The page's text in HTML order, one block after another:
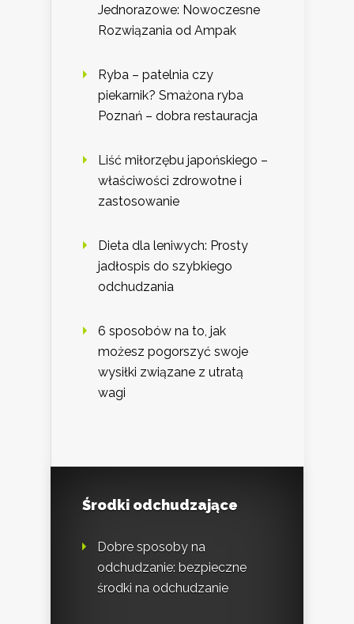
Jednorazowe: Nowoczesne
Rozwiązania od Ampak
Ryba – patelnia czy
piekarnik? Smażona ryba
Poznań – dobra restauracja
Liść miłorzębu japońskiego –
właściwości zdrowotne i
zastosowanie
Dieta dla leniwych: Prosty
jadłospis do szybkiego
odchudzania
6 sposobów na to, jak
możesz pogorszyć swoje
wysiłki związane z utratą
wagi
Środki odchudzające
Dobre sposoby na
odchudzanie: bezpieczne
środki na odchudzanie